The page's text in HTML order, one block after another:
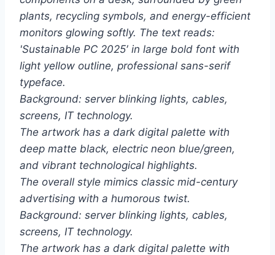
plants, recycling symbols, and energy-efficient
monitors glowing softly. The text reads:
'Sustainable PC 2025′ in large bold font with
light yellow outline, professional sans-serif
typeface.
Background: server blinking lights, cables,
screens, IT technology.
The artwork has a dark digital palette with
deep matte black, electric neon blue/green,
and vibrant technological highlights.
The overall style mimics classic mid-century
advertising with a humorous twist.
Background: server blinking lights, cables,
screens, IT technology.
The artwork has a dark digital palette with